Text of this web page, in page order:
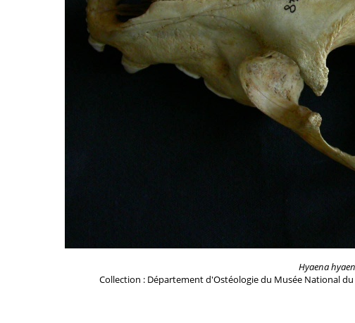
Hyaena
Collection : Département d'Ostéologie du Musée National